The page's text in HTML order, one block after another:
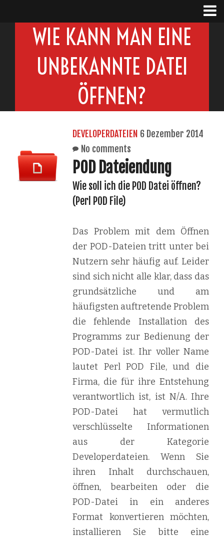
WIE KANN MAN EINE
UNBEKANNTE DATEI
ÖFFNEN?
DEVELOPERDATEIEN 6 Dezember 2014
No comments
POD Dateiendung
Wie soll ich die POD Datei öffnen?
(Perl POD File)
Das Problem mit dem Öffnen
der POD-Dateien tritt unter bei
Nutzern sehr häufig auf. Leider
sind sich nicht alle klar, dass das
grundsätzliche und am
häufigsten auftretende Problem
die fehlende Installation des
Programms zur Bedienung der
POD-Datei ist. Ihr voller Name
lautet Perl POD File, und die
Firma, die für ihre Entstehung
verantwortlich ist, ist N/A. Ihre
POD-Datei hat vermutlich
verschlüsselte Informationen
aus der Kategorie
Developerdateien. Wenn Sie
ihren Inhalt durchschauen,
öffnen, bearbeiten oder die
POD-Datei in ein anderes
Format konvertieren möchten,
installieren Sie bitte eine